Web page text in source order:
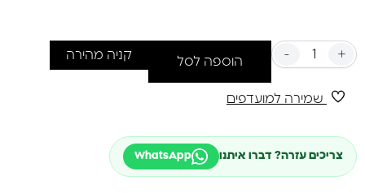
עגילי סוליטר מכסף 925 בגודל 8 מ"מ
משובצים בקריסטל סברובסקי.
עגילים קלאסיים מאוד אך גם מאוד בולטים ומרשימים במיוחד
בגלל הגודל.
קיימים בכסף ובכסף בציפוי זהב
- +
הוספה לסל קניה מהירה
שמירה למועדפים
צריכים עזרה? דברו איתנו WhatsApp